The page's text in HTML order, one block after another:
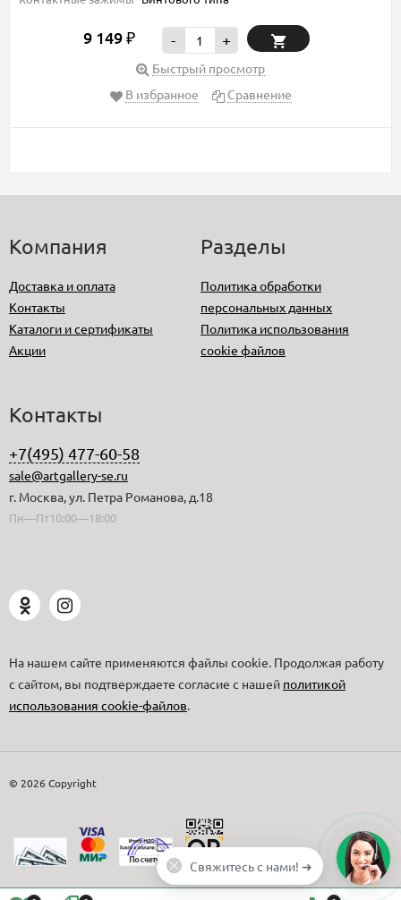
9 149 ₽ - +
Быстрый просмотр
В избранное
Сравнение
Компания
Доставка и оплата
Контакты
Каталоги и сертификаты
Акции
Разделы
Политика обработки
персональных данных
Политика использования
cookie файлов
Контакты
+7(495) 477-60-58
sale@artgallery-se.ru
г. Москва, ул. Петра Романова, д.18
Пн—Пт10:00—18:00
На нашем сайте применяются файлы cookie. Продолжая работу
с сайтом, вы подтверждаете согласие с нашей политикой
использования cookie-файлов.
© 2026 Copyright
Свяжитесь с нами! ➜